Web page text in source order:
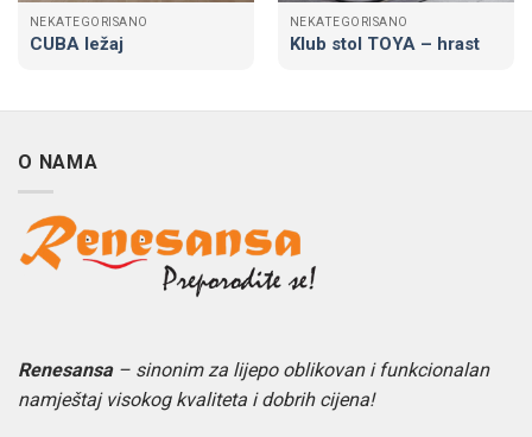
NEKATEGORISANO
CUBA ležaj
NEKATEGORISANO
Klub stol TOYA – hrast
O NAMA
Renesansa– sinonim za lijepo oblikovan i funkcionalan
namještaj visokog kvaliteta i dobrih cijena!